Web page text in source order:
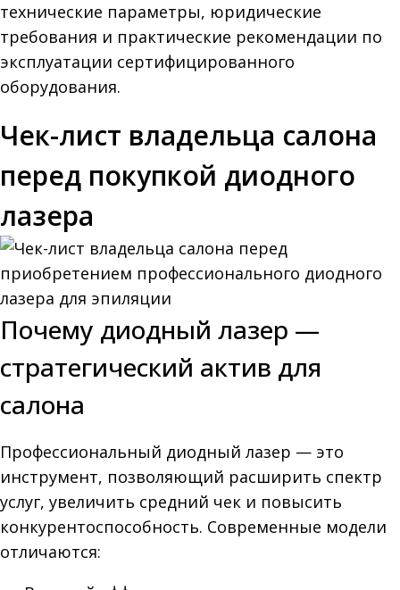
технические параметры, юридические
требования и практические рекомендации по
эксплуатации сертифицированного
оборудования.
Чек-лист владельца салона
перед покупкой диодного
лазера
Почему диодный лазер —
стратегический актив для
салона
Профессиональный диодный лазер — это
инструмент, позволяющий расширить спектр
услуг, увеличить средний чек и повысить
конкурентоспособность. Современные модели
отличаются: